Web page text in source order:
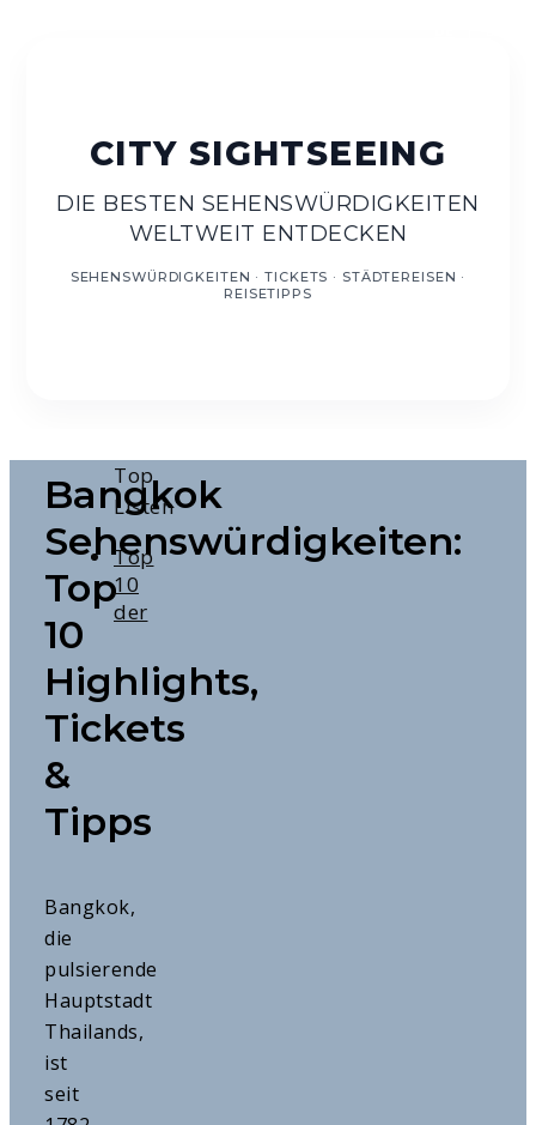
DIE BESTEN SEHENSWÜRDIGKEITEN
WELTWEIT ENTDECKEN
Bangkok
Sehenswürdigkeiten:
Top
10
Highlights,
Tickets
&
Tipps
Bangkok,
die
pulsierende
Hauptstadt
Thailands,
ist
seit
Top
Listen
Top
10
der